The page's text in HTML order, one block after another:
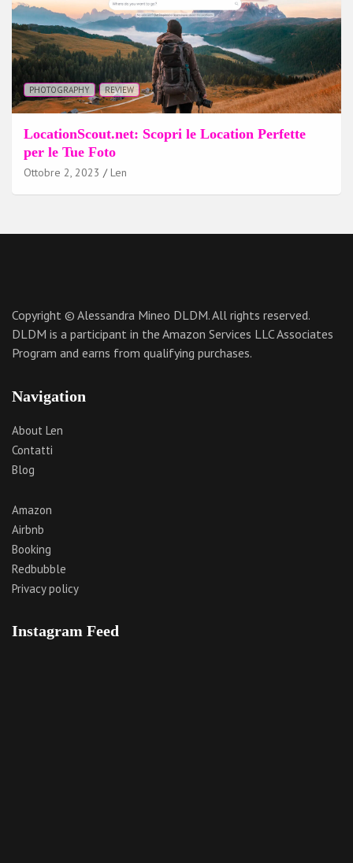
PHOTOGRAPHY REVIEW
LocationScout.net: Scopri le Location Perfette
per le Tue Foto
Ottobre 2, 2023 Len
Copyright © Alessandra Mineo DLDM. All rights reserved.
DLDM is a participant in the Amazon Services LLC Associates
Program and earns from qualifying purchases.
Navigation
About Len
Contatti
Blog
Amazon
Airbnb
Booking
Redbubble
Privacy policy
Instagram Feed